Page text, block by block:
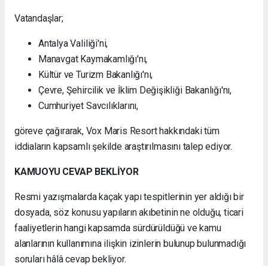
Vatandaşlar;
Antalya Valiliği'ni,
Manavgat Kaymakamlığı'nı,
Kültür ve Turizm Bakanlığı'nı,
Çevre, Şehircilik ve İklim Değişikliği Bakanlığı'nı,
Cumhuriyet Savcılıklarını,
göreve çağırarak, Vox Maris Resort hakkındaki tüm
iddiaların kapsamlı şekilde araştırılmasını talep ediyor.
KAMUOYU CEVAP BEKLİYOR
Resmi yazışmalarda kaçak yapı tespitlerinin yer aldığı bir
dosyada, söz konusu yapıların akıbetinin ne olduğu, ticari
faaliyetlerin hangi kapsamda sürdürüldüğü ve kamu
alanlarının kullanımına ilişkin izinlerin bulunup bulunmadığı
soruları hâlâ cevap bekliyor.